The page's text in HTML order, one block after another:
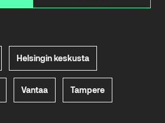
Helsingin keskusta
Vantaa Tampere